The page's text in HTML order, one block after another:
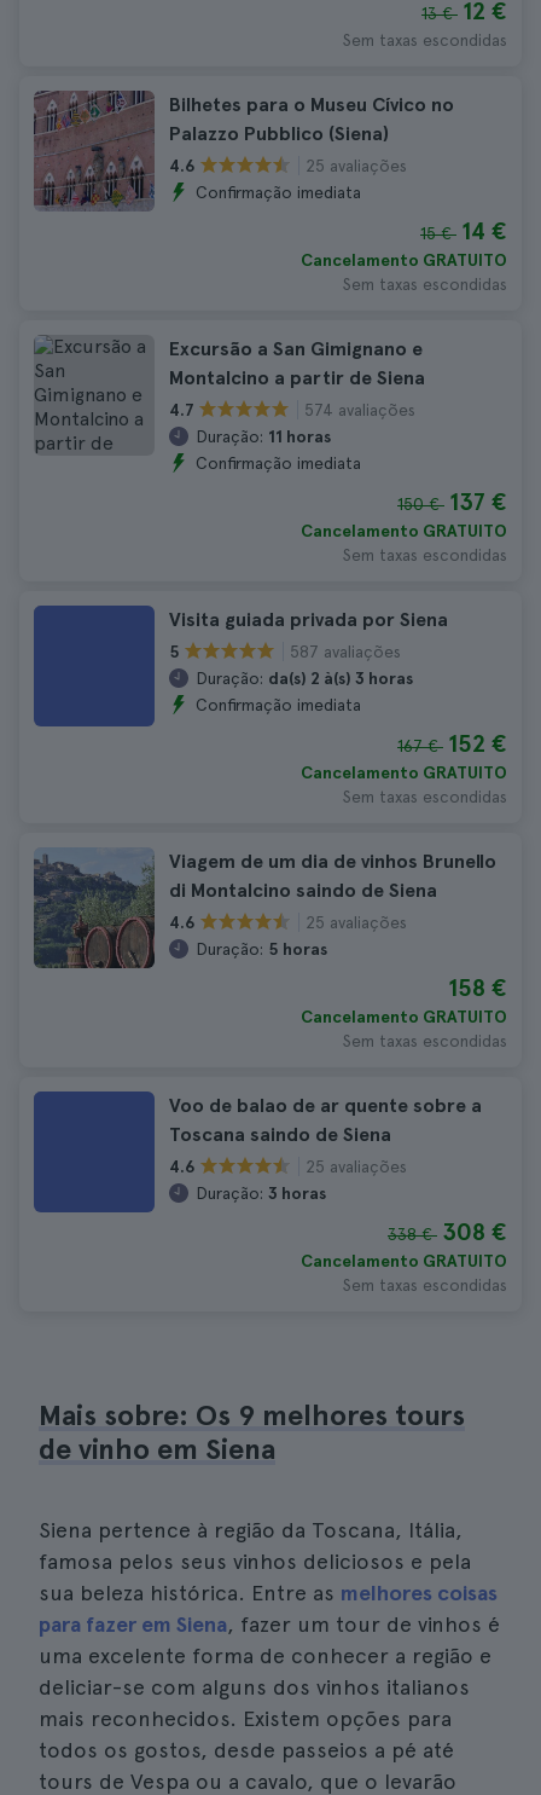
13 € 12 €
Sem taxas escondidas
Bilhetes para o Museu Cívico no
Palazzo Pubblico (Siena)
4.6
25 avaliações
Confirmação imediata
15 € 14 €
Cancelamento GRATUITO
Sem taxas escondidas
Excursão a San Gimignano e
Montalcino a partir de Siena
4.7
574 avaliações
Duração: 11 horas
Confirmação imediata
150 € 137 €
Cancelamento GRATUITO
Sem taxas escondidas
Visita guiada privada por Siena
5
587 avaliações
Duração: da(s) 2 à(s) 3 horas
Confirmação imediata
167 € 152 €
Cancelamento GRATUITO
Sem taxas escondidas
Viagem de um dia de vinhos Brunello
di Montalcino saindo de Siena
4.6
25 avaliações
Duração: 5 horas
158 €
Cancelamento GRATUITO
Sem taxas escondidas
Voo de balao de ar quente sobre a
Toscana saindo de Siena
4.6
25 avaliações
Duração: 3 horas
338 € 308 €
Cancelamento GRATUITO
Sem taxas escondidas
Mais sobre: Os 9 melhores tours
de vinho em Siena
Siena pertence à região da Toscana, Itália,
famosa pelos seus vinhos deliciosos e pela
sua beleza histórica. Entre as melhores coisas
para fazer em Siena, fazer um tour de vinhos é
uma excelente forma de conhecer a região e
deliciar-se com alguns dos vinhos italianos
mais reconhecidos. Existem opções para
todos os gostos, desde passeios a pé até
tours de Vespa ou a cavalo, que o levarão